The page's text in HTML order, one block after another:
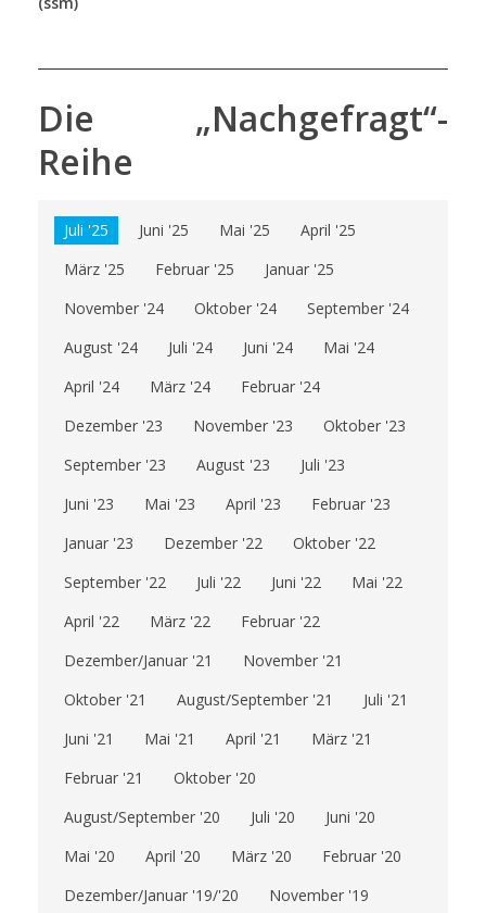
Die „Nachgefragt“-
Reihe
Juli '25 Juni '25 Mai '25
April '25
März '25
Februar '25
Januar '25
November '24
Oktober '24
September '24
August '24
Juli '24 Juni '24
Mai '24
April '24
März '24
Februar '24
Dezember '23
November '23
Oktober '23
September '23
August '23
Juli '23
Juni '23
Mai '23 April '23
Februar '23
Januar '23
Dezember '22
Oktober '22
September '22
Juli '22 Juni '22
Mai '22
April '22
März '22
Februar '22
Dezember/Januar '21
November '21
Oktober '21
August/September '21
Juli '21
Juni '21
Mai '21 April '21
März '21
Februar '21
Oktober '20
August/September '20
Juli '20
Juni '20
Mai '20
April '20 März '20
Februar '20
Dezember/Januar '19/'20
November '19